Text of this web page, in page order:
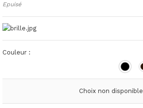
Epuisé
Couleur :
Choix non disponible